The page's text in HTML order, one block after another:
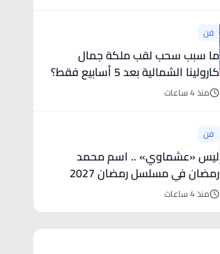
فن
ما سبب سحب لقب ملكة جمال
كارولينا الشمالية بعد 5 أسابيع فقط؟
منذ 4 ساعات
فن
ليس «عشماوي» .. اسم محمد
رمضان في مسلسل رمضان 2027
منذ 4 ساعات